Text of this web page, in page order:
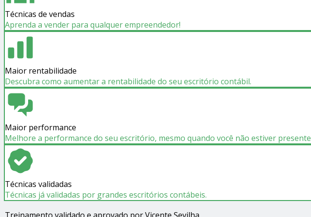
Técnicas de vendas
Aprenda a vender para qualquer empreendedor!
Maior rentabilidade
Descubra como aumentar a rentabilidade do seu escritório contábil.
Maior performance
Melhore a performance do seu escritório, mesmo quando você não estiver presente
Técnicas validadas
Técnicas já validadas por grandes escritórios contábeis.